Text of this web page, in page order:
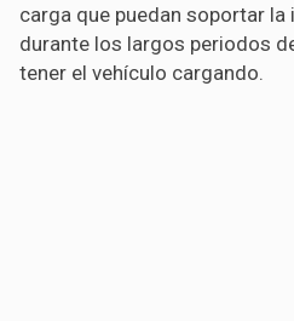
carga que puedan soportar
durante los largos periodos
tener el vehículo cargando.